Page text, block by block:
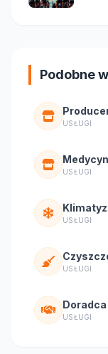
Podobne
USŁUGI
USŁUGI
USŁUGI
USŁUGI
USŁUGI